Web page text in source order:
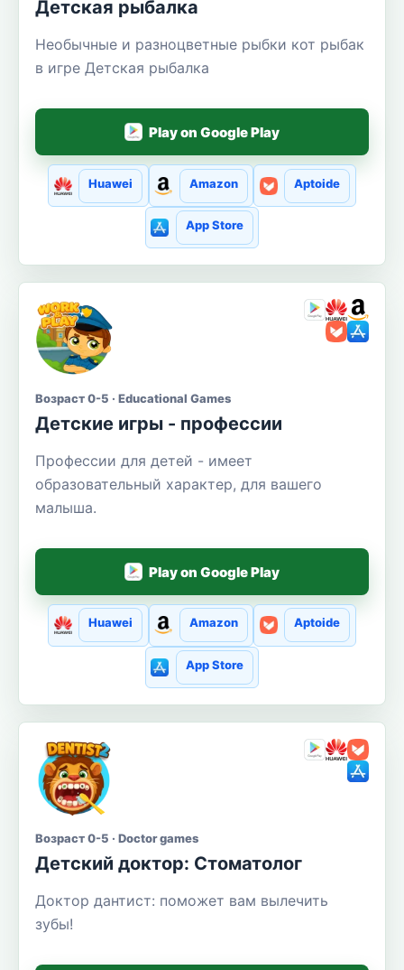
Детская рыбалка
Необычные и разноцветные рыбки кот рыбак
в игре Детская рыбалка
Play on Google Play
Huawei Amazon Aptoide
App Store
Возраст 0-5 · Educational Games
Детские игры - профессии
Профессии для детей - имеет
образовательный характер, для вашего
малыша.
Play on Google Play
Huawei Amazon Aptoide
App Store
Возраст 0-5 · Doctor games
Детский доктор: Стоматолог
Доктор дантист: поможет вам вылечить
зубы!